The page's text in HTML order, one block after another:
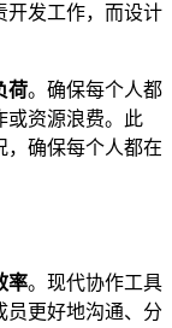
开发工作，而设计
荷。确保每个人都
或资源浪费。此
，确保每个人都在
率。现代协作工具
员更好地沟通、分